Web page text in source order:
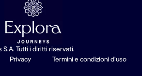
Tutti i diritti riservati.
Privacy Termini e condizioni d'uso